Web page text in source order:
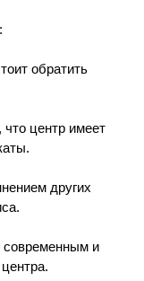
обратить
центр имеет
других
современным и